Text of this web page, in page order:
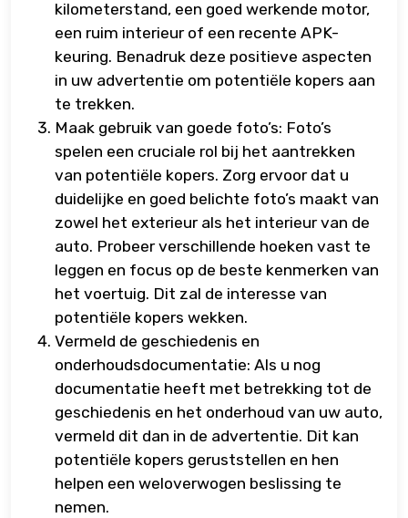
kilometerstand, een goed werkende motor,
een ruim interieur of een recente APK-
keuring. Benadruk deze positieve aspecten
in uw advertentie om potentiële kopers aan
te trekken.
Maak gebruik van goede foto’s: Foto’s
spelen een cruciale rol bij het aantrekken
van potentiële kopers. Zorg ervoor dat u
duidelijke en goed belichte foto’s maakt van
zowel het exterieur als het interieur van de
auto. Probeer verschillende hoeken vast te
leggen en focus op de beste kenmerken van
het voertuig. Dit zal de interesse van
potentiële kopers wekken.
Vermeld de geschiedenis en
onderhoudsdocumentatie: Als u nog
documentatie heeft met betrekking tot de
geschiedenis en het onderhoud van uw auto,
vermeld dit dan in de advertentie. Dit kan
potentiële kopers geruststellen en hen
helpen een weloverwogen beslissing te
nemen.